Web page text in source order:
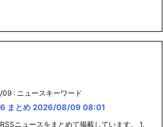
09 : ニュースキーワード
まとめ 2026/08/09 08:01
ニュースをまとめて掲載しています。 1.